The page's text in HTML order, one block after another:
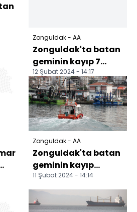
Zonguldak - AA
Zonguldak'ta batan
geminin kayıp 7
personeli aranıyor
12 Şubat 2024 - 14:17
Zonguldak - AA
Zonguldak'ta batan
geminin kayıp
personelini arama
çalışmaları 85'inci
günü...
11 Şubat 2024 - 14:14